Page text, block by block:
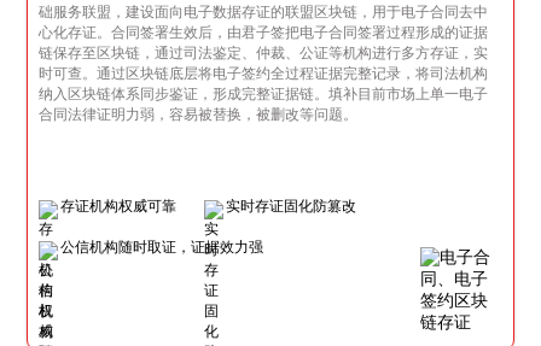
础服务联盟，建设面向电子数据存证的联盟区块链，用于电子合同去中
心化存证。合同签署生效后，由君子签把电子合同签署过程形成的证据
链保存至区块链，通过司法鉴定、仲裁、公证等机构进行多方存证，实
时可查。通过区块链底层将电子签约全过程证据完整记录，将司法机构
纳入区块链体系同步鉴证，形成完整证据链。填补目前市场上单一电子
合同法律证明力弱，容易被替换，被删改等问题。
存证机构权威可靠 实时存证固化防篡改
公信机构随时取证，证据效力强